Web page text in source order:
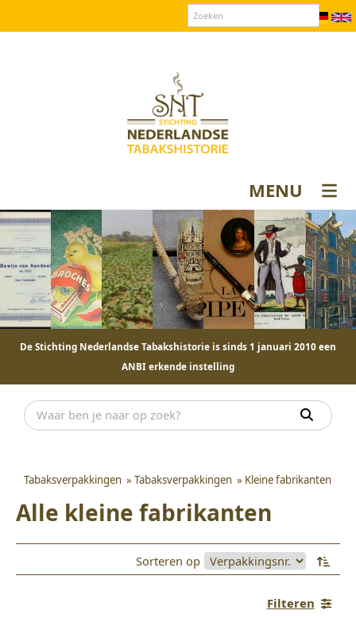
MENU
De Stichting Nederlandse Tabakshistorie is sinds 1 januari 2010 een
ANBI erkende instelling
Tabaksverpakkingen » Tabaksverpakkingen » Kleine fabrikanten
Alle kleine fabrikanten
Sorteren op
Filteren